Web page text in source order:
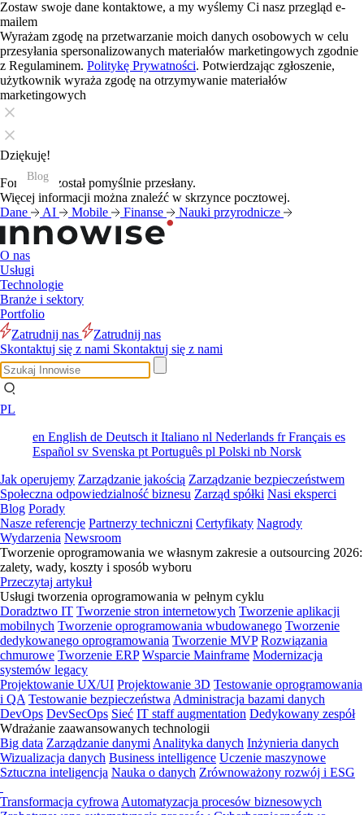
Zostaw swoje dane kontaktowe, a my wyślemy Ci nasz przegląd e-
mailem
Wyrażam zgodę na przetwarzanie moich danych osobowych w celu
przesyłania spersonalizowanych materiałów marketingowych zgodnie
z Regulaminem. Politykę Prywatności. Potwierdzając zgłoszenie,
użytkownik wyraża zgodę na otrzymywanie materiałów
marketingowych
Dziękuję!
Formularz został pomyślnie przesłany.
Więcej informacji można znaleźć w skrzynce pocztowej.
Dane
AI Mobile Finanse Nauki przyrodnicze
O nas
Usługi
Technologie
Branże i sektory
Portfolio
Zatrudnij nas
Zatrudnij nas
Skontaktuj się z nami Skontaktuj się z nami
PL
en English de Deutsch it Italiano nl Nederlands frFrançais es
Español sv Svenska pt Português pl Polski nb Norsk
Jak operujemy Zarządzanie jakością Zarządzanie bezpieczeństwem
Społeczna odpowiedzialność biznesu Zarząd spółki Nasi eksperci
Blog Porady
Nasze referencje Partnerzy techniczni Certyfikaty Nagrody
Wydarzenia Newsroom
Tworzenie oprogramowania we własnym zakresie a outsourcing 2026:
zalety, wady, koszty i sposób wyboru
Przeczytaj artykuł
Usługi tworzenia oprogramowania w pełnym cyklu
Doradztwo IT Tworzenie stron internetowych Tworzenie aplikacji
mobilnych Tworzenie oprogramowania wbudowanego Tworzenie
dedykowanego oprogramowania Tworzenie MVP Rozwiązania
chmurowe Tworzenie ERP Wsparcie Mainframe Modernizacja
systemów legacy
Projektowanie UX/UI Projektowanie 3D Testowanie oprogramowania
i QA Testowanie bezpieczeństwa Administracja bazami danych
DevOps DevSecOps Sieć IT staff augmentation Dedykowany zespół
Wdrażanie zaawansowanych technologii
Big data Zarządzanie danymi Analityka danych Inżynieria danych
Wizualizacja danych Business intelligence Uczenie maszynowe
Sztuczna inteligencja Nauka o danych Zrównoważony rozwój i ESG
Transformacja cyfrowa Automatyzacja procesów biznesowych
Blog
Blog
Blog
Blog
Blog
Blog
Blog
Blog
Blog
Blog
Blog
Blog